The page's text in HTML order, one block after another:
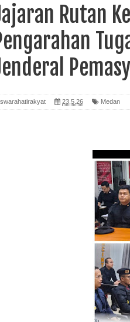
Rutan
swarahatirakyat 23.5.26 Medan